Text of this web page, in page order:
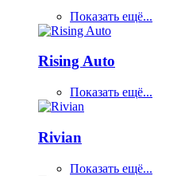
Показать ещё...
Rising Auto
Показать ещё...
Rivian
Показать ещё...